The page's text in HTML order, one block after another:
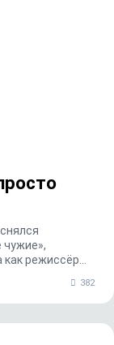
чужие»,
как режиссёр
382